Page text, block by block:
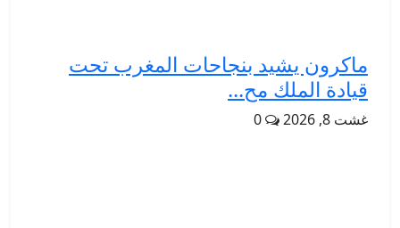
ماكرون يشيد بنجاحات المغرب تحت
قيادة الملك مح...
غشت 8, 2026 0